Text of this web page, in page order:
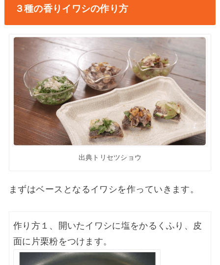
３種の香りイワシの作り方
出典トリセツショウ
まずはベースとなるイワシを作っていきます。
作り方１、開いたイワシに塩をかるくふり、皮
面に片栗粉をつけます。